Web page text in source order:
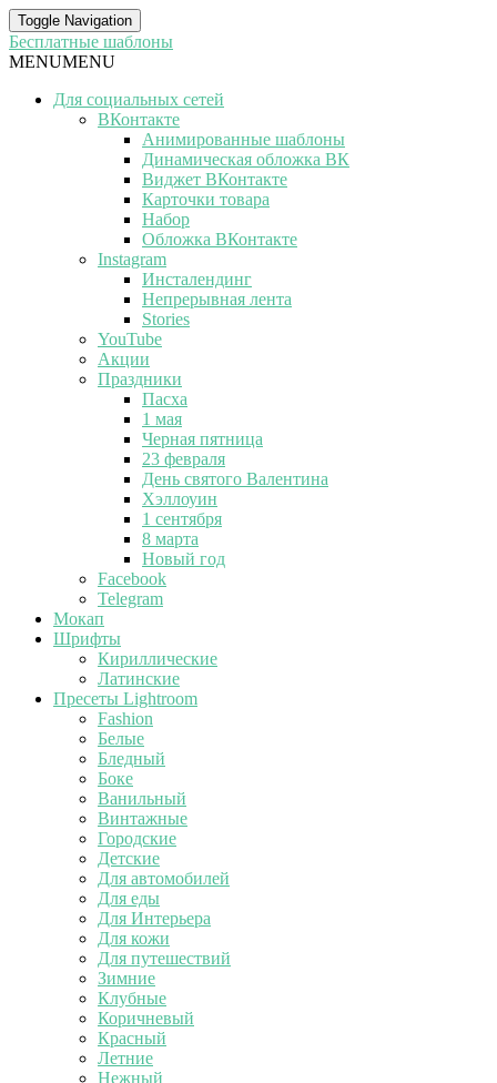
Toggle Navigation
Бесплатные шаблоны
MENUMENU
Для социальных сетей
ВКонтакте
Анимированные шаблоны
Динамическая обложка ВК
Виджет ВКонтакте
Карточки товара
Набор
Обложка ВКонтакте
Instagram
Инсталендинг
Непрерывная лента
Stories
YouTube
Акции
Праздники
Пасха
1 мая
Черная пятница
23 февраля
День святого Валентина
Хэллоуин
1 сентября
8 марта
Новый год
Facebook
Telegram
Мокап
Шрифты
Кириллические
Латинские
Пресеты Lightroom
Fashion
Белые
Бледный
Боке
Ванильный
Винтажные
Городские
Детские
Для автомобилей
Для еды
Для Интерьера
Для кожи
Для путешествий
Зимние
Клубные
Коричневый
Красный
Летние
Нежный